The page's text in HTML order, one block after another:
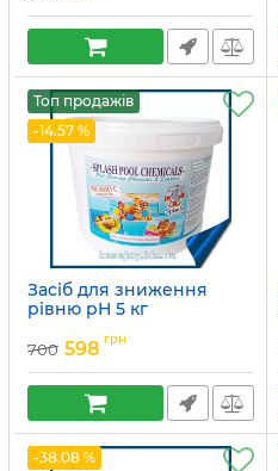
Топ продажів
-14.57 %
Засіб для зниження
рівню pH 5 кг
700 598 грн
-38.08 %